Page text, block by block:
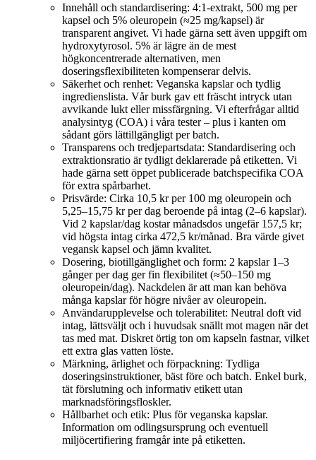
Innehåll och standardisering: 4:1-extrakt, 500 mg per
kapsel och 5% oleuropein (≈25 mg/kapsel) är
transparent angivet. Vi hade gärna sett även uppgift om
hydroxytyrosol. 5% är lägre än de mest
högkoncentrerade alternativen, men
doseringsflexibiliteten kompenserar delvis.
Säkerhet och renhet: Veganska kapslar och tydlig
ingredienslista. Vår burk gav ett fräscht intryck utan
avvikande lukt eller missfärgning. Vi efterfrågar alltid
analysintyg (COA) i våra tester – plus i kanten om
sådant görs lättillgängligt per batch.
Transparens och tredjepartsdata: Standardisering och
extraktionsratio är tydligt deklarerade på etiketten. Vi
hade gärna sett öppet publicerade batchspecifika COA
för extra spårbarhet.
Prisvärde: Cirka 10,5 kr per 100 mg oleuropein och
5,25–15,75 kr per dag beroende på intag (2–6 kapslar).
Vid 2 kapslar/dag kostar månadsdos ungefär 157,5 kr;
vid högsta intag cirka 472,5 kr/månad. Bra värde givet
vegansk kapsel och jämn kvalitet.
Dosering, biotillgänglighet och form: 2 kapslar 1–3
gånger per dag ger fin flexibilitet (≈50–150 mg
oleuropein/dag). Nackdelen är att man kan behöva
många kapslar för högre nivåer av oleuropein.
Användarupplevelse och tolerabilitet: Neutral doft vid
intag, lättsväljt och i huvudsak snällt mot magen när det
tas med mat. Diskret örtig ton om kapseln fastnar, vilket
ett extra glas vatten löste.
Märkning, ärlighet och förpackning: Tydliga
doseringsinstruktioner, bäst före och batch. Enkel burk,
tät förslutning och informativ etikett utan
marknadsföringsfloskler.
Hållbarhet och etik: Plus för veganska kapslar.
Information om odlingsursprung och eventuell
miljöcertifiering framgår inte på etiketten.